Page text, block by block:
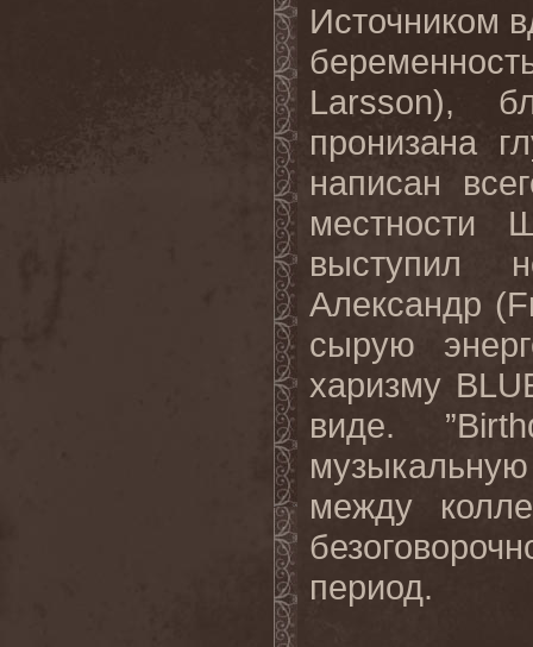
Источником
Larsson),
пронизана
написан
местности
выступил
Александр
сырую
харизму
виде.
между
период.